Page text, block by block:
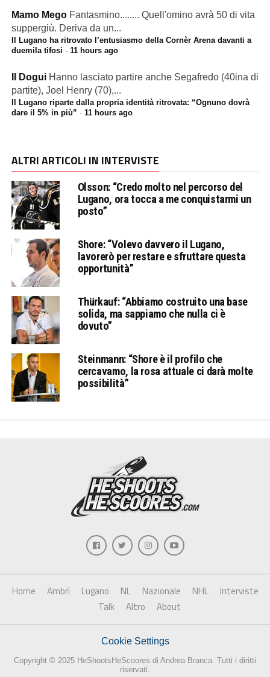
Mamo Mego Fantasmino........ Quell'omino avrà 50 di vita
suppergiù. Deriva da un...
Il Lugano ha ritrovato l’entusiasmo della Cornèr Arena davanti a
duemila tifosi · 11 hours ago
Il Dogui Hanno lasciato partire anche Segafredo (40ina di
partite), Joel Henry (70),...
Il Lugano riparte dalla propria identità ritrovata: “Ognuno dovrà
dare il 5% in più” · 11 hours ago
ALTRI ARTICOLI IN INTERVISTE
Olsson: “Credo molto nel percorso del
Lugano, ora tocca a me conquistarmi un
posto”
Shore: “Volevo davvero il Lugano,
lavorerò per restare e sfruttare questa
opportunità”
Thürkauf: “Abbiamo costruito una base
solida, ma sappiamo che nulla ci è
dovuto”
Steinmann: “Shore è il profilo che
cercavamo, la rosa attuale ci darà molte
possibilità”
Home Ambrì Lugano NL Nazionale NHL
Interviste
Talk
Altro About
Cookie Settings
Copyright © 2025 HeShootsHeScoores di Andrea Branca. Tutti i diritti
riservati.